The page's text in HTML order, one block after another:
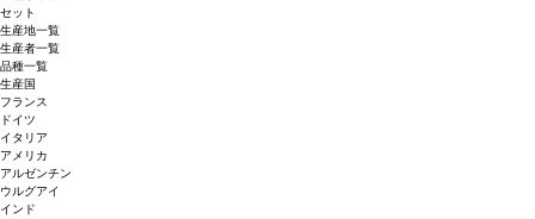
セット
生産地一覧
生産者一覧
品種一覧
生産国
フランス
ドイツ
イタリア
アメリカ
アルゼンチン
ウルグアイ
インド